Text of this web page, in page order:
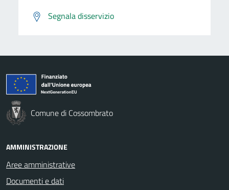
Segnala disservizio
Comune di Cossombrato
AMMINISTRAZIONE
Aree amministrative
Documenti e dati